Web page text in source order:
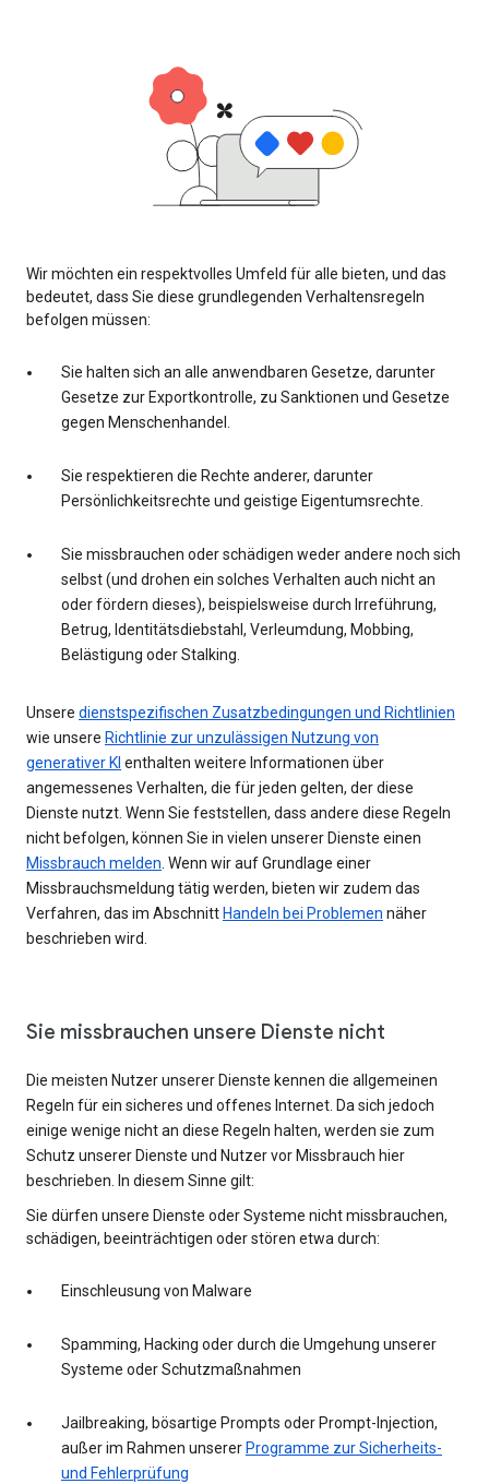
Wir möchten ein respektvolles Umfeld für alle bieten, und das
bedeutet, dass Sie diese grundlegenden Verhaltensregeln
befolgen müssen:
Sie halten sich an alle anwendbaren Gesetze, darunter
Gesetze zur Exportkontrolle, zu Sanktionen und Gesetze
gegen Menschenhandel.
Sie respektieren die Rechte anderer, darunter
Persönlichkeitsrechte und geistige Eigentumsrechte.
Sie missbrauchen oder schädigen weder andere noch sich
selbst (und drohen ein solches Verhalten auch nicht an
oder fördern dieses), beispielsweise durch Irreführung,
Betrug, Identitätsdiebstahl, Verleumdung, Mobbing,
Belästigung oder Stalking.
Unsere dienstspezifischen Zusatzbedingungen und Richtlinien
wie unsere Richtlinie zur unzulässigen Nutzung von
generativer KI enthalten weitere Informationen über
angemessenes Verhalten, die für jeden gelten, der diese
Dienste nutzt. Wenn Sie feststellen, dass andere diese Regeln
nicht befolgen, können Sie in vielen unserer Dienste einen
Missbrauch melden. Wenn wir auf Grundlage einer
Missbrauchsmeldung tätig werden, bieten wir zudem das
Verfahren, das im Abschnitt Handeln bei Problemen näher
beschrieben wird.
Sie missbrauchen unsere Dienste nicht
Die meisten Nutzer unserer Dienste kennen die allgemeinen
Regeln für ein sicheres und offenes Internet. Da sich jedoch
einige wenige nicht an diese Regeln halten, werden sie zum
Schutz unserer Dienste und Nutzer vor Missbrauch hier
beschrieben. In diesem Sinne gilt:
Sie dürfen unsere Dienste oder Systeme nicht missbrauchen,
schädigen, beeinträchtigen oder stören etwa durch:
Einschleusung von Malware
Spamming, Hacking oder durch die Umgehung unserer
Systeme oder Schutzmaßnahmen
Jailbreaking, bösartige Prompts oder Prompt-Injection,
außer im Rahmen unserer Programme zur Sicherheits-
und Fehlerprüfung